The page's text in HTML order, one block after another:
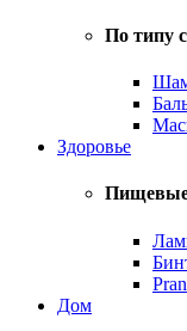
По типу
Здоровье
Пищевые
Дом